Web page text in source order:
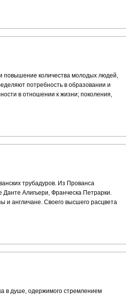
повышение количества молодых людей,
потребность в образовании и
в отношении к жизни; поколения,
трубадуров. Из Прованса
Данте Алигьери, Франческа Петрарки.
и англичане. Своего высшего расцвета
в душе, одержимого стремлением